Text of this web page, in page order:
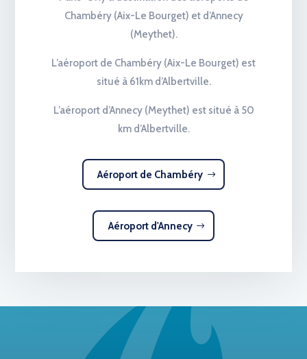
Chambéry (Aix-Le Bourget) et d’Annecy
(Meythet).
L’aéroport de Chambéry (Aix-Le Bourget) est
situé à 61km d’Albertville.
L’aéroport d’Annecy (Meythet) est situé à 50
km d’Albertville.
Aéroport de Chambéry
Aéroport d'Annecy